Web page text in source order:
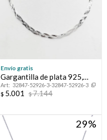
Envío gratis
Gargantilla de plata 925,
TRENZADA.
32847-52926-3-32847-52926-3
$ 5.001 $7.144
29